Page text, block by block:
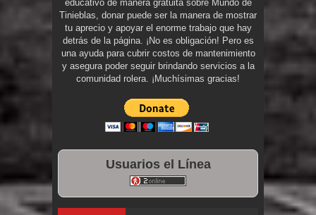
educativo de manera gratuita sobre Mundo de
Tinieblas, donar puede ser la manera de mostrar
tu aprecio y apoyar el enorme trabajo que hay
detrás de la página. ¡No es obligación! Pero es
una ayuda para cubrir costos de mantenimiento
y asegura poder seguir brindando servicios a la
comunidad rolera. ¡Muchísimas gracias!
Usuarios el Línea